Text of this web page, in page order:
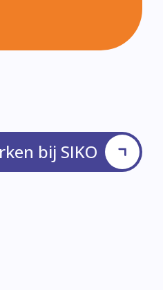
bij SIKO